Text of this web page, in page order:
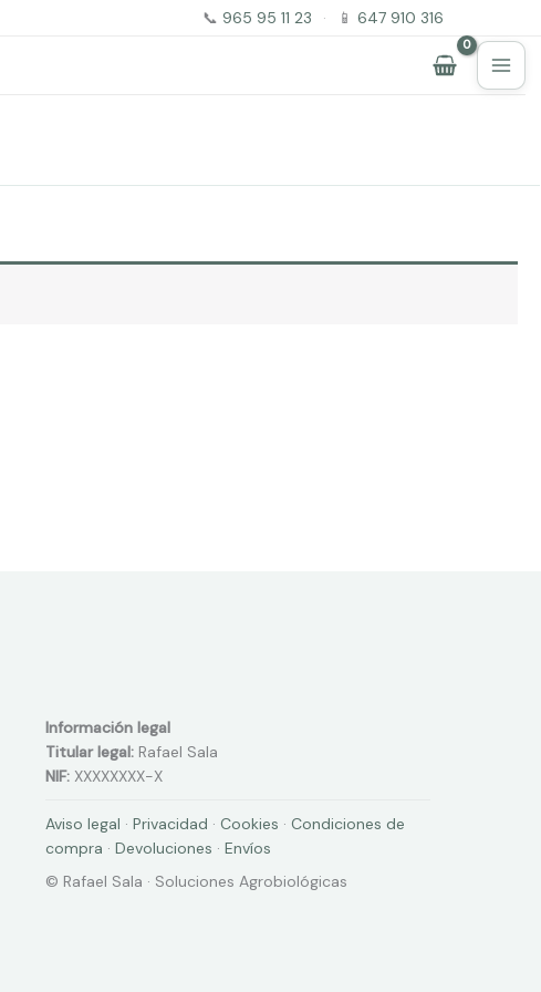
📞 965 95 11 23 · 📱 647 910 316
Información legal
Titular legal: Rafael Sala
NIF: XXXXXXXX-X
Aviso legal · Privacidad · Cookies · Condiciones de
compra · Devoluciones · Envíos
© Rafael Sala · Soluciones Agrobiológicas